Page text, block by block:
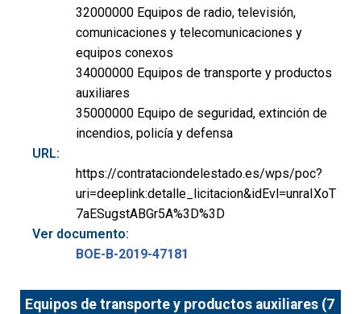
32000000 Equipos de radio, televisión,
comunicaciones y telecomunicaciones y
equipos conexos
34000000 Equipos de transporte y productos
auxiliares
35000000 Equipo de seguridad, extinción de
incendios, policía y defensa
URL:
https://contrataciondelestado.es/wps/poc?
uri=deeplink:detalle_licitacion&idEvl=unraIXoT
7aESugstABGr5A%3D%3D
Ver documento:
BOE-B-2019-47181
Equipos de transporte y productos auxiliares (7